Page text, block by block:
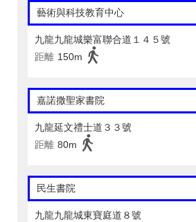
藝術與科技教育中心
九龍九龍城樂富聯合道１４５號
距離 150m
嘉諾撒聖家書院
九龍延文禮士道３３號
距離 80m
民生書院
九龍九龍城東寶庭道８號